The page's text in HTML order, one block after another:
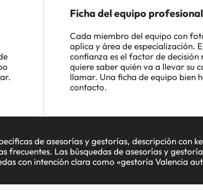
Ficha del equipo profesional
Cada miembro del equipo con
aplica y área de especialización.
confianza es el factor de
quiere saber quién va a llevar su
llamar. Una ficha de equipo bien
contacto.
de asesorías y gestorías, descripción con
frecuentes. Las búsquedas de asesorías y
con intención clara como «gestoría Valencia